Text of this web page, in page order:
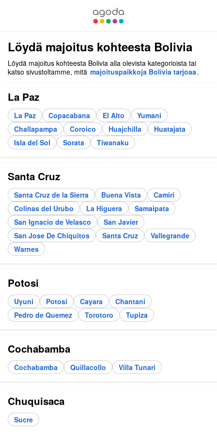
Löydä majoitus kohteesta Bolivia
Löydä majoitus kohteesta Bolivia alla olevista kategorioista tai
katso sivustoltamme, mitä majoituspaikkoja Bolivia tarjoaa .
La Paz
La Paz Copacabana El Alto
Yumani
Challapampa
Coroico Huajchilla
Huatajata
Isla del Sol
Sorata Tiwanaku
Santa Cruz
Santa Cruz de la Sierra Buena Vista
Camiri
Colinas del Urubo
La Higuera
Samaipata
San Ignacio de Velasco
San Javier
San Jose De Chiquitos
Santa Cruz
Vallegrande
Warnes
Potosi
Uyuni Potosí Cayara
Chantani
Pedro de Quemez
Torotoro Tupiza
Cochabamba
Cochabamba Quillacollo Villa Tunari
Chuquisaca
Sucre